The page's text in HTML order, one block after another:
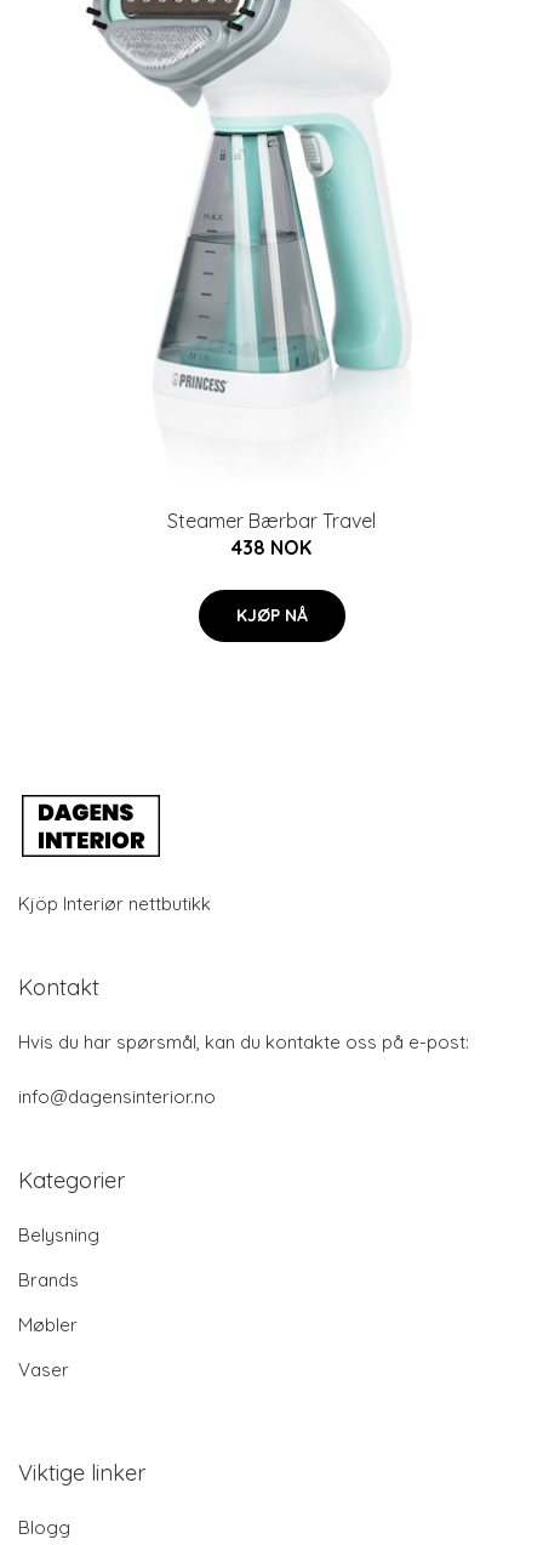
Steamer Bærbar Travel
438 NOK
KJØP NÅ
Kjöp Interiør nettbutikk
Kontakt
Hvis du har spørsmål, kan du kontakte oss på e-post:
info@dagensinterior.no
Kategorier
Belysning
Brands
Møbler
Vaser
Viktige linker
Blogg